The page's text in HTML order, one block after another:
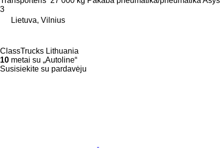
3
Lietuva, Vilnius
ClassTrucks Lithuania
10 metai su „Autoline“
Susisiekite su pardavėju